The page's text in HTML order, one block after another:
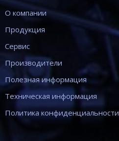
О компании
Продукция
Сервис
Производители
Полезная информация
Техническая информация
Политика конфиденциальности